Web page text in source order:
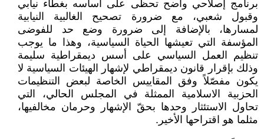
برنامج إصلاحي واضح تحظى على أساسه بغطاء نيابي
وقبول شعبي، مع ضرورة تصحيح الغالبية النيابية
لمسارها، بالإضافة إلى ضرورة وضع حد للفوضى
المؤسفة التي تعيشها الحياة السياسية، وهذا ما يوجب
تنظيم العمل السياسي على أسس ديمقراطية سليمة
وذلك بإقرار قانون ديمقراطي لإشهار الهيئات السياسية لا
يكون مفصّلاً وفق المقاييس الخاصة لبعض التنظيمات
الحزبية الاسلامية الممثلة في المجلس الحالي، التي
تحاول الاستئثار وحدها بحقّ الإشهار وحرمان مخالفيها،
مثلما هو اقتراحها الأخير.